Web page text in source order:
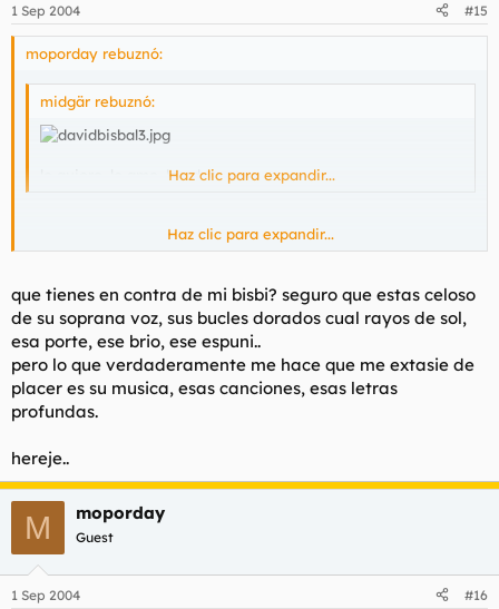
1 Sep 2004 #15
moporday rebuznó:
midgär rebuznó:
le quiero, le amo, le adoroHaz clic para expandir...
HIJA DE SATAN!! BORRA ESO AHORA MISMO
Haz clic para expandir...
que tienes en contra de mi bisbi? seguro que estas celoso
de su soprana voz, sus bucles dorados cual rayos de sol,
esa porte, ese brio, ese espuni..
pero lo que verdaderamente me hace que me extasie de
placer es su musica, esas canciones, esas letras
profundas.
hereje..
M moporday
Guest
1 Sep 2004 #16